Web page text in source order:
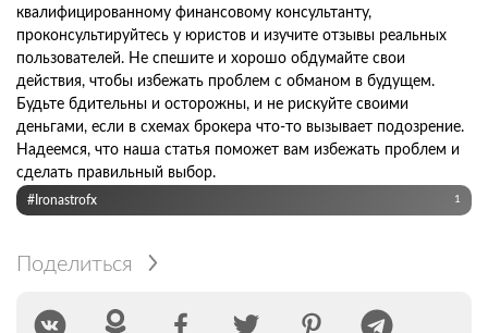
квалифицированному финансовому консультанту,
проконсультируйтесь у юристов и изучите отзывы реальных
пользователей. Не спешите и хорошо обдумайте свои
действия, чтобы избежать проблем с обманом в будущем.
Будьте бдительны и осторожны, и не рискуйте своими
деньгами, если в схемах брокера что-то вызывает подозрение.
Надеемся, что наша статья поможет вам избежать проблем и
сделать правильный выбор.
#Ironastrofx 1
Поделиться